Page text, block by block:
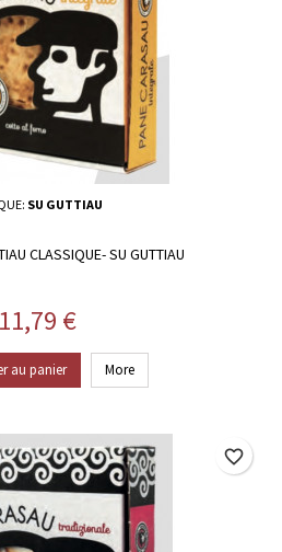
SU GUTTIAU
CLASSIQUE- SU GUTTIAU
Prix
11,79 €
au panier More
favorite_border